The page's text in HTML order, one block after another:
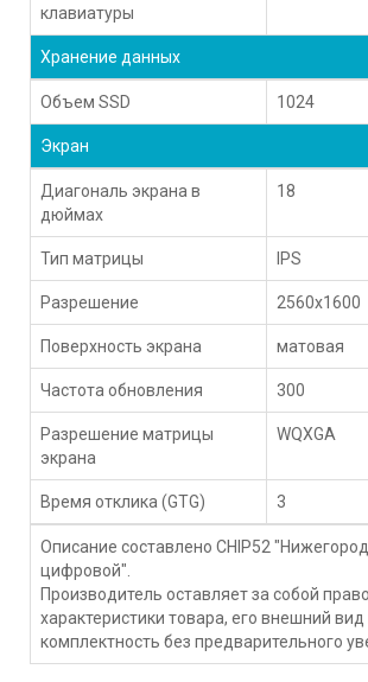
клавиатуры
Хранение данных
Объем SSD 1024
Экран
Диагональ экрана в
дюймах
18
Тип матрицы IPS
Разрешение 2560x1600
Поверхность экрана матовая
Частота обновления 300
Разрешение матрицы
экрана
WQXGA
Время отклика (GTG) 3
Описание составлено CHIP52
цифровой".
Производитель оставляет за собой
характеристики товара, его внешний вид
комплектность без предварительного